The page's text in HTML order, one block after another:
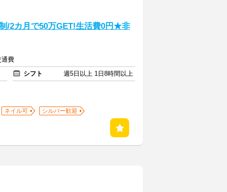
/2カ月で50万GET!生活費0円★非
通費
シフト
週5日以上 1日8時間以上
ネイル可
シルバー歓迎